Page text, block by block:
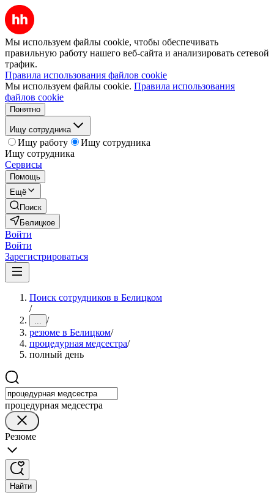
Мы используем файлы cookie, чтобы обеспечивать
правильную работу нашего веб-сайта и анализировать сетевой
трафик.
Правила использования файлов cookie
Мы используем файлы cookie. Правила использования
файлов cookie
Понятно
Ищу сотрудника
Ищу работу
Ищу сотрудника
Ищу сотрудника
Сервисы
Помощь
Ещё
Поиск
Белицкое
Войти
Войти
Зарегистрироваться
Поиск сотрудников в Белицком
/
... /
резюме в Белицком/
процедурная медсестра/
полный день
процедурная медсестра
Резюме
Найти